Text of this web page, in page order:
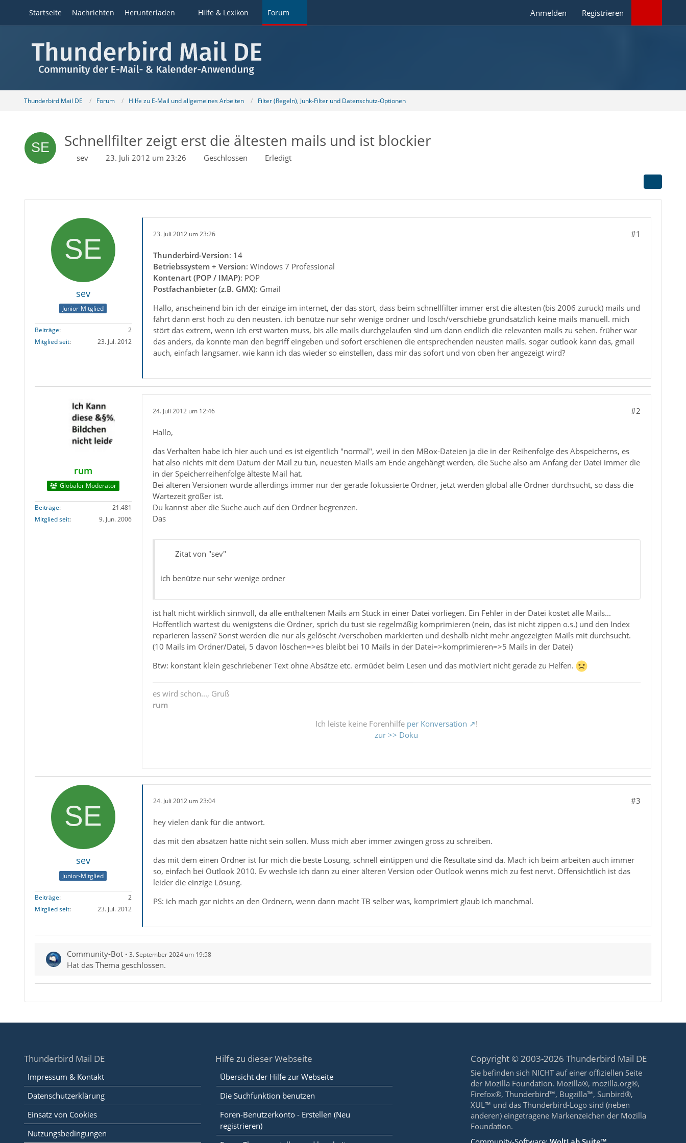
Startseite Nachrichten Herunterladen Hilfe & Lexikon Forum Anmelden Registrieren
Thunderbird Mail DE Forum Hilfe zu E-Mail und allgemeines Arbeiten Filter (Regeln), Junk-Filter und Datenschutz-Optionen
Schnellfilter zeigt erst die ältesten mails und ist blockier
sev 23. Juli 2012 um 23:26 Geschlossen Erledigt
sev
Junior-Mitglied
Beiträge
2
Mitglied seit
23. Jul. 2012
23. Juli 2012 um 23:26 #1
Thunderbird-Version: 14
Betriebssystem + Version: Windows 7 Professional
Kontenart (POP / IMAP): POP
Postfachanbieter (z.B. GMX): Gmail
Hallo, anscheinend bin ich der einzige im internet, der das stört, dass beim schnellfilter immer erst die ältesten (bis 2006 zurück) mails und
fährt dann erst hoch zu den neusten. ich benütze nur sehr wenige ordner und lösch/verschiebe grundsätzlich keine mails manuell. mich
stört das extrem, wenn ich erst warten muss, bis alle mails durchgelaufen sind um dann endlich die relevanten mails zu sehen. früher war
das anders, da konnte man den begriff eingeben und sofort erschienen die entsprechenden neusten mails. sogar outlook kann das, gmail
auch, einfach langsamer. wie kann ich das wieder so einstellen, dass mir das sofort und von oben her angezeigt wird?
rum
Globaler Moderator
Beiträge
21.481
Mitglied seit
9. Jun. 2006
24. Juli 2012 um 12:46 #2
Hallo,
das Verhalten habe ich hier auch und es ist eigentlich "normal", weil in den MBox-Dateien ja die in der Reihenfolge des Abspeicherns, es
hat also nichts mit dem Datum der Mail zu tun, neuesten Mails am Ende angehängt werden, die Suche also am Anfang der Datei immer die
in der Speicherreihenfolge älteste Mail hat.
Bei älteren Versionen wurde allerdings immer nur der gerade fokussierte Ordner, jetzt werden global alle Ordner durchsucht, so dass die
Wartezeit größer ist.
Du kannst aber die Suche auch auf den Ordner begrenzen.
Das
Zitat von "sev"
ich benütze nur sehr wenige ordner
ist halt nicht wirklich sinnvoll, da alle enthaltenen Mails am Stück in einer Datei vorliegen. Ein Fehler in der Datei kostet alle Mails...
Hoffentlich wartest du wenigstens die Ordner, sprich du tust sie regelmäßig komprimieren (nein, das ist nicht zippen o.s.) und den Index
reparieren lassen? Sonst werden die nur als gelöscht /verschoben markierten und deshalb nicht mehr angezeigten Mails mit durchsucht.
(10 Mails im Ordner/Datei, 5 davon löschen=>es bleibt bei 10 Mails in der Datei=>komprimieren=>5 Mails in der Datei)
Btw: konstant klein geschriebener Text ohne Absätze etc. ermüdet beim Lesen und das motiviert nicht gerade zu Helfen.
es wird schon..., Gruß
rum
Ich leiste keine Forenhilfe per Konversation
!
zur >> Doku
sev
Junior-Mitglied
Beiträge
2
Mitglied seit
23. Jul. 2012
24. Juli 2012 um 23:04 #3
hey vielen dank für die antwort.
das mit den absätzen hätte nicht sein sollen. Muss mich aber immer zwingen gross zu schreiben.
das mit dem einen Ordner ist für mich die beste Lösung, schnell eintippen und die Resultate sind da. Mach ich beim arbeiten auch immer
so, einfach bei Outlook 2010. Ev wechsle ich dann zu einer älteren Version oder Outlook wenns mich zu fest nervt. Offensichtlich ist das
leider die einzige Lösung.
PS: ich mach gar nichts an den Ordnern, wenn dann macht TB selber was, komprimiert glaub ich manchmal.
Community-Bot 3. September 2024 um 19:58
Hat das Thema geschlossen.
Thunderbird Mail DE
Impressum & Kontakt
Datenschutzerklärung
Einsatz von Cookies
Nutzungsbedingungen
Hilfe zu dieser Webseite
Übersicht der Hilfe zur Webseite
Die Suchfunktion benutzen
Foren-Benutzerkonto - Erstellen (Neu
registrieren)
Copyright © 2003-2026 Thunderbird Mail DE
Sie befinden sich NICHT auf einer offiziellen Seite
der Mozilla Foundation. Mozilla®, mozilla.org®,
Firefox®, Thunderbird™, Bugzilla™, Sunbird®,
XUL™ und das Thunderbird-Logo sind (neben
anderen) eingetragene Markenzeichen der Mozilla
Foundation.